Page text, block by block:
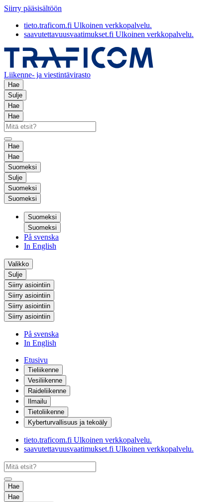
Siirry pääsisältöön
tieto.traficom.fi Ulkoinen verkkopalvelu.
saavutettavuusvaatimukset.fi Ulkoinen verkkopalvelu.
Liikenne- ja viestintävirasto
Hae
Sulje
Hae
Hae
Hae
Hae
Suomeksi
Sulje
Suomeksi
Suomeksi
Suomeksi
Suomeksi
På svenska
In English
Valikko
Sulje
Siirry asiointiin
Siirry asiointiin
Siirry asiointiin
Siirry asiointiin
På svenska
In English
Etusivu
Tieliikenne
Vesiliikenne
Raideliikenne
Ilmailu
Tietoliikenne
Kyberturvallisuus ja tekoäly
tieto.traficom.fi Ulkoinen verkkopalvelu.
saavutettavuusvaatimukset.fi Ulkoinen verkkopalvelu.
Hae
Hae